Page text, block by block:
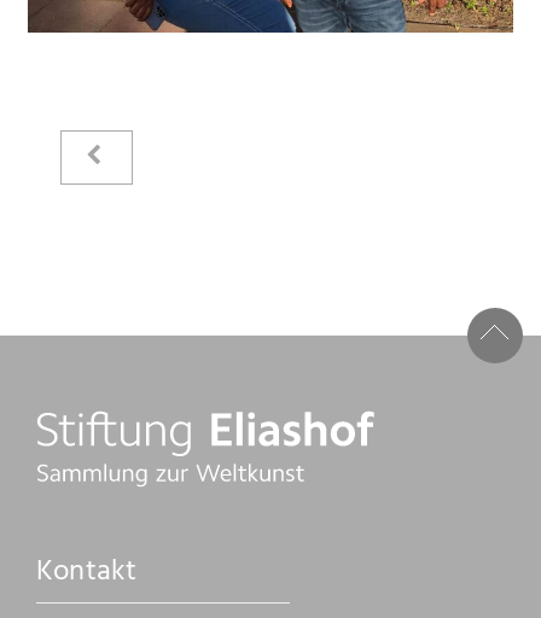
Bilder
Papierarbeiten
Vita
Stiftung
Kontakt
Kontakt